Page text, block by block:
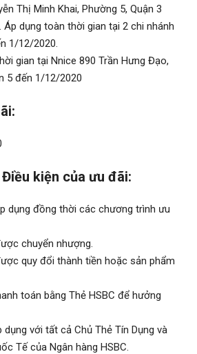
Thị Minh Khai, Phường 5, Quận 3
dụng toàn thời gian tại 2 chi nhánh
1/12/2020.
gian tại Nnice 890 Trần Hưng Đạo,
5 đến 1/12/2020
kiện của ưu đãi:
dụng đồng thời các chương trình ưu
chuyển nhượng.
quy đổi thành tiền hoặc sản phẩm
toán bằng Thẻ HSBC để hưởng
dụng với tất cả Chủ Thẻ Tín Dụng và
Tế của Ngân hàng HSBC.